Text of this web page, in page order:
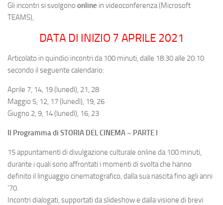
Gli incontri si svolgono online in videoconferenza (Microsoft
TEAMS),
DATA DI INIZIO 7 APRILE 2021
Articolato in quindici incontri da 100 minuti, dalle 18:30 alle 20:10
secondo il seguente calendario:
Aprile 7, 14, 19 (lunedì), 21, 28
Maggio 5, 12, 17 (lunedì), 19, 26
Giugno 2, 9, 14 (lunedì), 16, 23
Il Programma di STORIA DEL CINEMA – PARTE I
15 appuntamenti di divulgazione culturale online da 100 minuti,
durante i quali sono affrontati i momenti di svolta che hanno
definito il linguaggio cinematografico, dalla sua nascita fino agli anni
’70.
Incontri dialogati, supportati da slideshow e dalla visione di brevi